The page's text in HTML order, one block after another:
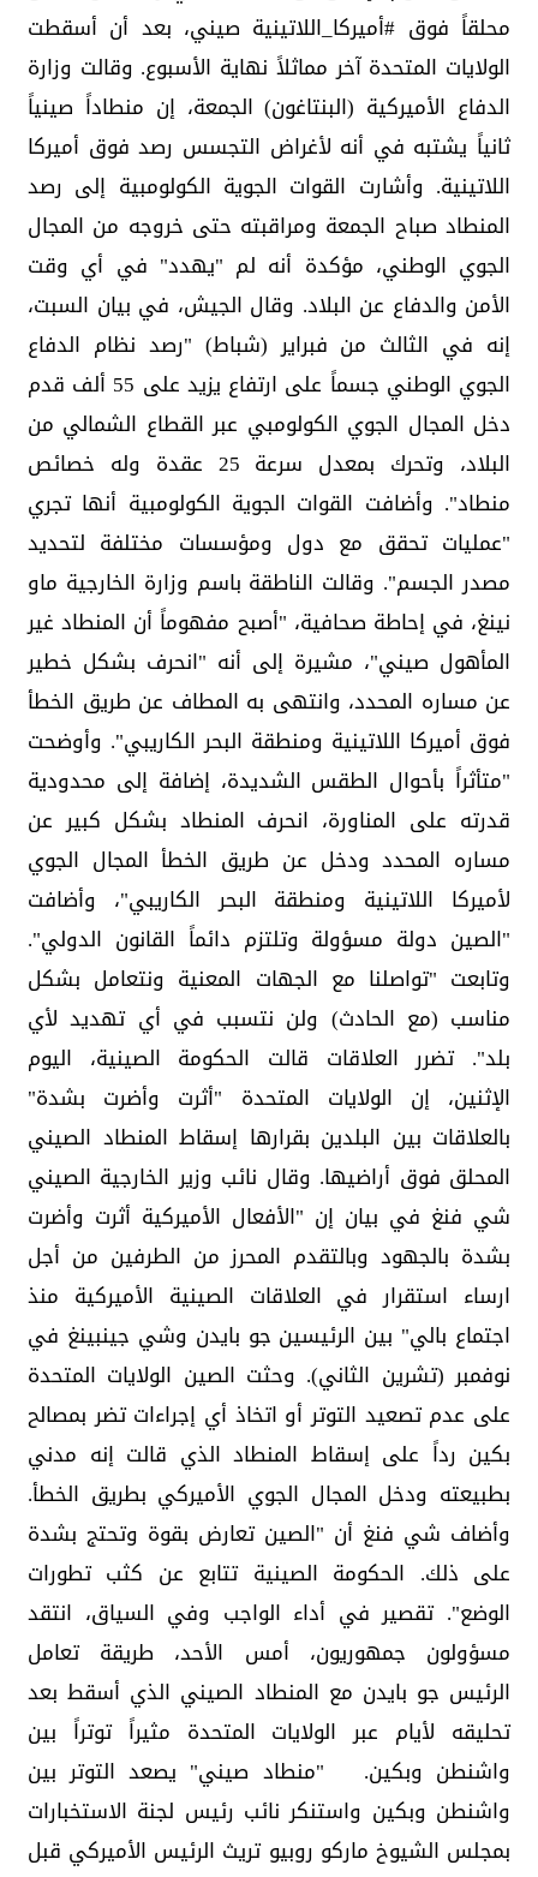
محلقاً فوق #أميركا_اللاتينية صيني، بعد أن أسقطت
الولايات المتحدة آخر مماثلاً نهاية الأسبوع. وقالت وزارة
الدفاع الأميركية (البنتاغون) الجمعة، إن منطاداً صينياً
ثانياً يشتبه في أنه لأغراض التجسس رصد فوق أميركا
اللاتينية. وأشارت القوات الجوية الكولومبية إلى رصد
المنطاد صباح الجمعة ومراقبته حتى خروجه من المجال
الجوي الوطني، مؤكدة أنه لم "يهدد" في أي وقت
الأمن والدفاع عن البلاد. وقال الجيش، في بيان السبت،
إنه في الثالث من فبراير (شباط) "رصد نظام الدفاع
الجوي الوطني جسماً على ارتفاع يزيد على 55 ألف قدم
دخل المجال الجوي الكولومبي عبر القطاع الشمالي من
البلاد، وتحرك بمعدل سرعة 25 عقدة وله خصائص
منطاد". وأضافت القوات الجوية الكولومبية أنها تجري
"عمليات تحقق مع دول ومؤسسات مختلفة لتحديد
مصدر الجسم". وقالت الناطقة باسم وزارة الخارجية ماو
نينغ، في إحاطة صحافية، "أصبح مفهوماً أن المنطاد غير
المأهول صيني"، مشيرة إلى أنه "انحرف بشكل خطير
عن مساره المحدد، وانتهى به المطاف عن طريق الخطأ
فوق أميركا اللاتينية ومنطقة البحر الكاريبي". وأوضحت
"متأثراً بأحوال الطقس الشديدة، إضافة إلى محدودية
قدرته على المناورة، انحرف المنطاد بشكل كبير عن
مساره المحدد ودخل عن طريق الخطأ المجال الجوي
لأميركا اللاتينية ومنطقة البحر الكاريبي"، وأضافت
"الصين دولة مسؤولة وتلتزم دائماً القانون الدولي".
وتابعت "تواصلنا مع الجهات المعنية ونتعامل بشكل
مناسب (مع الحادث) ولن نتسبب في أي تهديد لأي
بلد". تضرر العلاقات قالت الحكومة الصينية، اليوم
الإثنين، إن الولايات المتحدة "أثرت وأضرت بشدة"
بالعلاقات بين البلدين بقرارها إسقاط المنطاد الصيني
المحلق فوق أراضيها. وقال نائب وزير الخارجية الصيني
شي فنغ في بيان إن "الأفعال الأميركية أثرت وأضرت
بشدة بالجهود وبالتقدم المحرز من الطرفين من أجل
ارساء استقرار في العلاقات الصينية الأميركية منذ
اجتماع بالي" بين الرئيسين جو بايدن وشي جينبينغ في
نوفمبر (تشرين الثاني). وحثت الصين الولايات المتحدة
على عدم تصعيد التوتر أو اتخاذ أي إجراءات تضر بمصالح
بكين رداً على إسقاط المنطاد الذي قالت إنه مدني
بطبيعته ودخل المجال الجوي الأميركي بطريق الخطأ.
وأضاف شي فنغ أن "الصين تعارض بقوة وتحتج بشدة
على ذلك. الحكومة الصينية تتابع عن كثب تطورات
الوضع". تقصير في أداء الواجب وفي السياق، انتقد
مسؤولون جمهوريون، أمس الأحد، طريقة تعامل
الرئيس جو بايدن مع المنطاد الصيني الذي أسقط بعد
تحليقه لأيام عبر الولايات المتحدة مثيراً توتراً بين
واشنطن وبكين. "منطاد صيني" يصعد التوتر بين
واشنطن وبكين واستنكر نائب رئيس لجنة الاستخبارات
بمجلس الشيوخ ماركو روبيو تريث الرئيس الأميركي قبل